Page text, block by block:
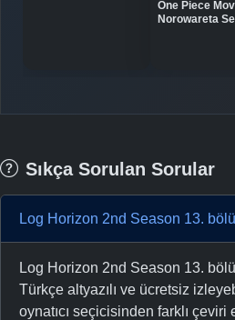
One Piece
Norowareta
Sıkça Sorulan Sorular
Log Horizon 2nd Season 13.
Log Horizon 2nd Season 13.
Türkçe altyazılı ve ücretsiz
oynatıcı seçicisinden farklı